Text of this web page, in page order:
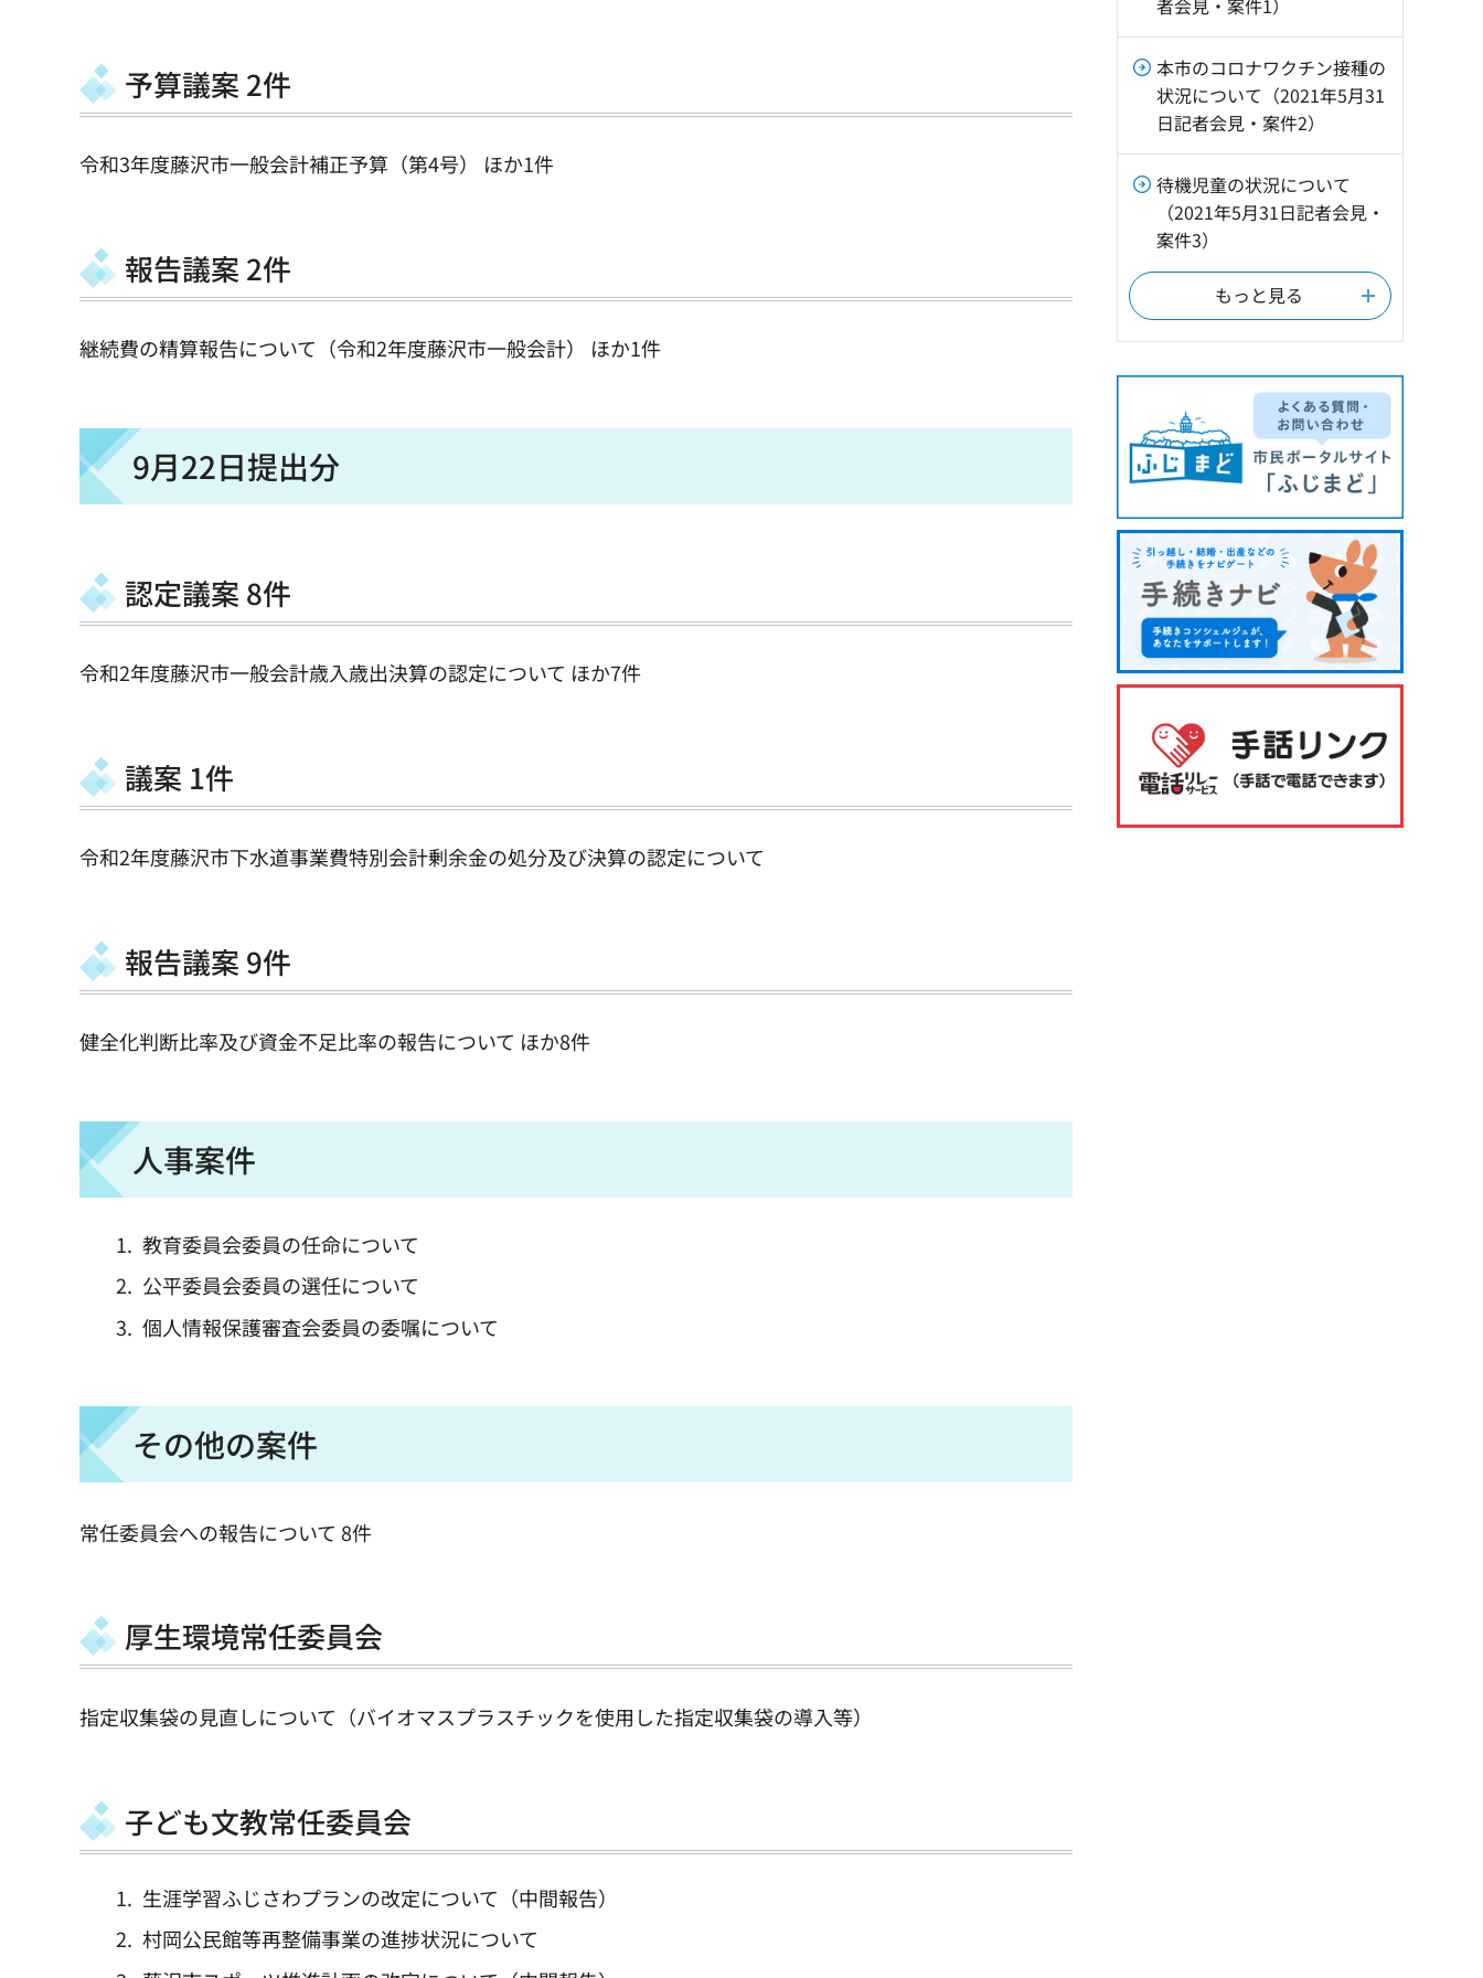
予算議案 2件
令和3年度藤沢市一般会計補正予算（第4号） ほか1件
報告議案 2件
継続費の精算報告について（令和2年度藤沢市一般会計） ほか1件
9月22日提出分
認定議案 8件
令和2年度藤沢市一般会計歳入歳出決算の認定について ほか7件
議案 1件
令和2年度藤沢市下水道事業費特別会計剰余金の処分及び決算の認定について
報告議案 9件
健全化判断比率及び資金不足比率の報告について ほか8件
人事案件
教育委員会委員の任命について
公平委員会委員の選任について
個人情報保護審査会委員の委嘱について
その他の案件
常任委員会への報告について 8件
厚生環境常任委員会
指定収集袋の見直しについて（バイオマスプラスチックを使用した指定収集袋の導入等）
子ども文教常任委員会
生涯学習ふじさわプランの改定について（中間報告）
村岡公民館等再整備事業の進捗状況について
者会見・案件1）
本市のコロナワクチン接種の
状況について（2021年5月31
日記者会見・案件2）
待機児童の状況について
（2021年5月31日記者会見・
案件3）
もっと見る